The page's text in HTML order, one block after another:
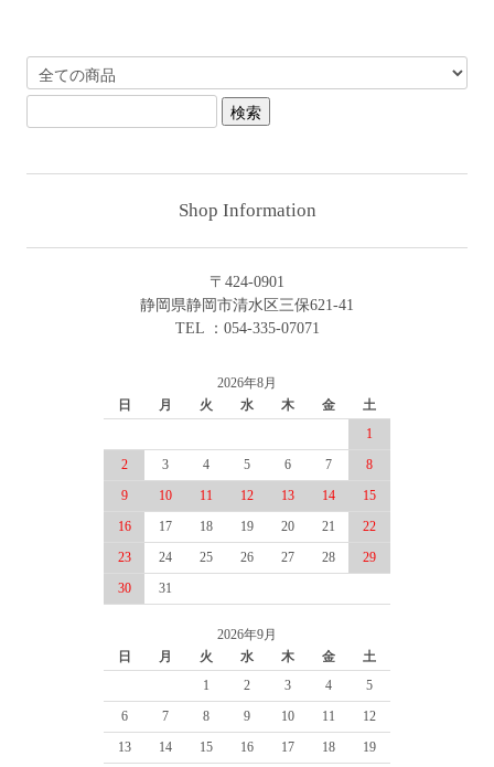
Shop Information
〒424-0901
静岡県静岡市清水区三保621-41
TEL ：054-335-07071
2026年8月
日
月 火 水 木 金
土
1
2
3 4 5 6 7
8
9
10 11 12 13 14
15
16
17 18 19 20 21
22
23
24 25 26 27 28
29
30
31
2026年9月
日
月 火 水 木 金
土
1
2 3 4
5
6
7 8 9 10 11
12
13
14 15 16 17 18
19